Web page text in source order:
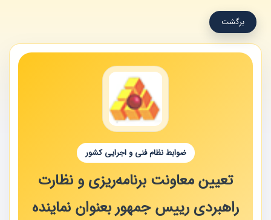
برگشت
ضوابط نظام فنی و اجرایی کشور
تعیین معاونت برنامه‌ریزی و نظارت
راهبردی رییس جمهور بعنوان نماینده